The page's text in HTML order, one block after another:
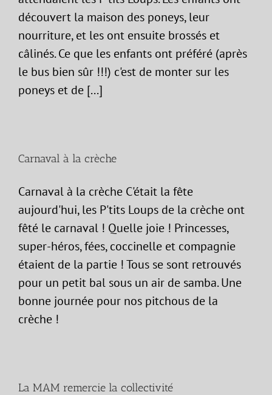
découvert la maison des poneys, leur
nourriture, et les ont ensuite brossés et
câlinés. Ce que les enfants ont préféré (après
le bus bien sûr !!!) c'est de monter sur les
poneys et de [...]
Carnaval à la crèche
Carnaval à la crèche C'était la fête
aujourd'hui, les P'tits Loups de la crèche ont
fêté le carnaval ! Quelle joie ! Princesses,
super-héros, fées, coccinelle et compagnie
étaient de la partie ! Tous se sont retrouvés
pour un petit bal sous un air de samba. Une
bonne journée pour nos pitchous de la
crèche !
La MAM remercie la collectivité